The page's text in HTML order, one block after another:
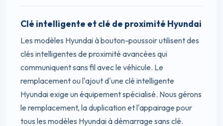
Clé intelligente et clé de proximité Hyundai
Les modèles Hyundai à bouton-poussoir utilisent des
clés intelligentes de proximité avancées qui
communiquent sans fil avec le véhicule. Le
remplacement ou l'ajout d'une clé intelligente
Hyundai exige un équipement spécialisé. Nous gérons
le remplacement, la duplication et l'appairage pour
tous les modèles Hyundai à démarrage sans clé.